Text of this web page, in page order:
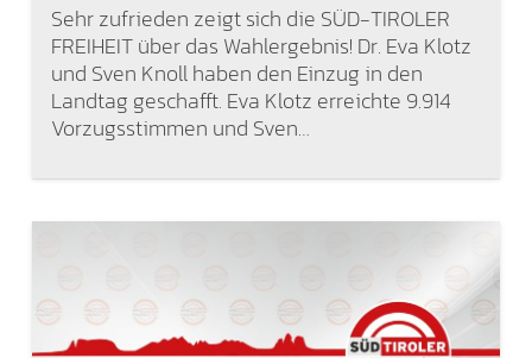
Sehr zufrieden zeigt sich die SÜD-TIROLER
FREIHEIT über das Wahlergebnis! Dr. Eva Klotz
und Sven Knoll haben den Einzug in den
Landtag geschafft. Eva Klotz erreichte 9.914
Vorzugsstimmen und Sven…